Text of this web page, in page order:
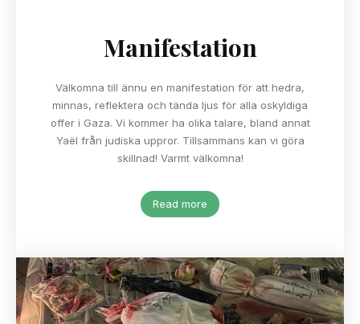
Manifestation
Välkomna till ännu en manifestation för att hedra,
minnas, reflektera och tända ljus för alla oskyldiga
offer i Gaza. Vi kommer ha olika talare, bland annat
Yaël från judiska uppror. Tillsammans kan vi göra
skillnad! Varmt välkomna!
Read more